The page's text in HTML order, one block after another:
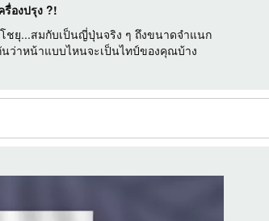
องปรุง ?!
ยุ...สมกับเป็นญี่ปุ่นจริง ๆ ถึงขนาดจำแนก
ว่าหน้าแบบไหนจะเป็นไทป์ของคุณบ้าง